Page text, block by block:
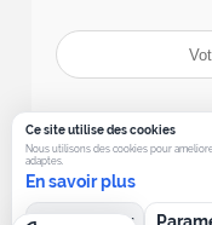
Ce site utilise des cookies
Nous utilisons des cookies pour
adaptes.
En savoir plus